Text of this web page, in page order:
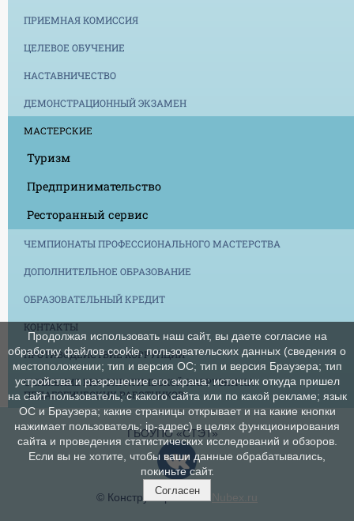
ПРИЕМНАЯ КОМИССИЯ
ЦЕЛЕВОЕ ОБУЧЕНИЕ
НАСТАВНИЧЕСТВО
ДЕМОНСТРАЦИОННЫЙ ЭКЗАМЕН
МАСТЕРСКИЕ
Туризм
Предпринимательство
Ресторанный сервис
ЧЕМПИОНАТЫ ПРОФЕССИОНАЛЬНОГО МАСТЕРСТВА
ДОПОЛНИТЕЛЬНОЕ ОБРАЗОВАНИЕ
ОБРАЗОВАТЕЛЬНЫЙ КРЕДИТ
КОНТАКТЫ
ПРОТИВОДЕЙСТВИЕ КОРРУПЦИИ
СНИЖЕНИЕ БЮРОКРАТИЧЕСКОЙ НАГРУЗКИ НА
ПЕДАГОГИЧЕСКИХ РАБОТНИКОВ
ГБОУПО «СТЭТ»
© Конструктор сайтов Nubex.ru
Продолжая использовать наш сайт, вы даете согласие на
обработку файлов cookie, пользовательских данных (сведения о
местоположении; тип и версия ОС; тип и версия Браузера; тип
устройства и разрешение его экрана; источник откуда пришел
на сайт пользователь; с какого сайта или по какой рекламе; язык
ОС и Браузера; какие страницы открывает и на какие кнопки
нажимает пользователь; ip-адрес) в целях функционирования
сайта и проведения статистических исследований и обзоров.
Если вы не хотите, чтобы ваши данные обрабатывались,
покиньте сайт.
Согласен